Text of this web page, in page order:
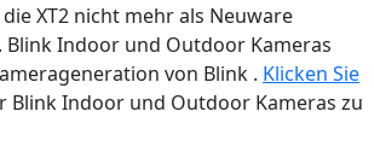
XT2 nicht mehr als Neuware
Indoor und Outdoor Kameras
von Blink . Klicken Sie
Blink Indoor und Outdoor Kameras zu